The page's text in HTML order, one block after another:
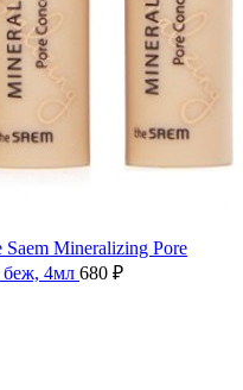
Mineralizing Pore
беж, 4мл 680 ₽